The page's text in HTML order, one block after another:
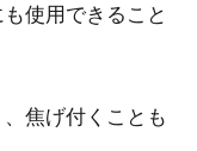
の作り方は？みそ
富！
と温まりますよね。み
使用できること
焦げ付くことも